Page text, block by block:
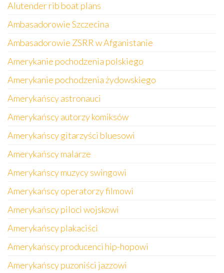
Alutender rib boat plans
Ambasadorowie Szczecina
Ambasadorowie ZSRR w Afganistanie
Amerykanie pochodzenia polskiego
Amerykanie pochodzenia żydowskiego
Amerykańscy astronauci
Amerykańscy autorzy komiksów
Amerykańscy gitarzyści bluesowi
Amerykańscy malarze
Amerykańscy muzycy swingowi
Amerykańscy operatorzy filmowi
Amerykańscy piloci wojskowi
Amerykańscy plakaciści
Amerykańscy producenci hip-hopowi
Amerykańscy puzoniści jazzowi